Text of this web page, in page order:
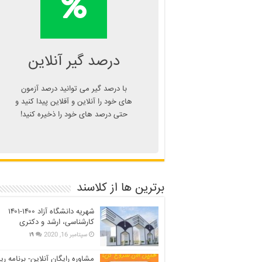
درصد گیر آنلاین
با درصد گیر می توانید درصد آزمون
های خود را آنلاین و آفلاین پیدا کنید و
حتی درصد های خود را ذخیره کنید!
درصد یا دانلود
برترین ها از کلاسند
شهریه دانشگاه آزاد ۱۴۰۰-۱۴۰۱
کارشناسی، ارشد و دکتری
سپتامبر 16, 2020 ۱۹
مشاوره رایگان آنلاین- برنامه